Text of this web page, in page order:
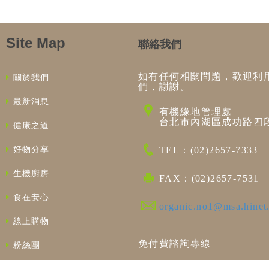
Site Map
關於我們
最新消息
健康之道
好物分享
生機廚房
食在安心
線上購物
粉絲團
聯絡我們
如有任何相關問題，歡迎利
們，謝謝。
有機緣地管理處
台北市內湖區成功路四
TEL：(02)2657-7333
FAX：(02)2657-7531
免付費諮詢專線